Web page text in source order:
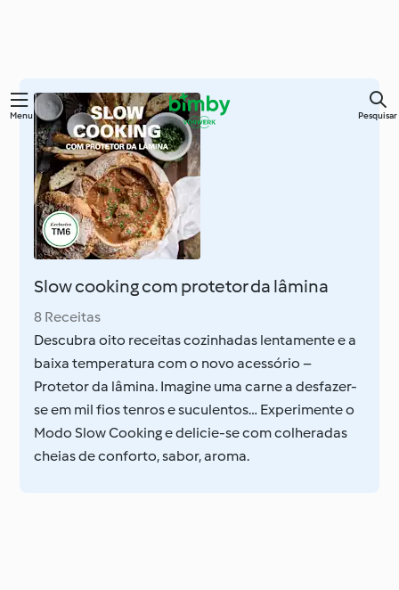
Saltar
conteúdo
principal
Menu Pesquisar
Slow cooking com protetor da lâmina
8 Receitas
Descubra oito receitas cozinhadas lentamente e a
baixa temperatura com o novo acessório –
Protetor da lâmina. Imagine uma carne a desfazer-
se em mil fios tenros e suculentos… Experimente o
Modo Slow Cooking e delicie-se com colheradas
cheias de conforto, sabor, aroma.